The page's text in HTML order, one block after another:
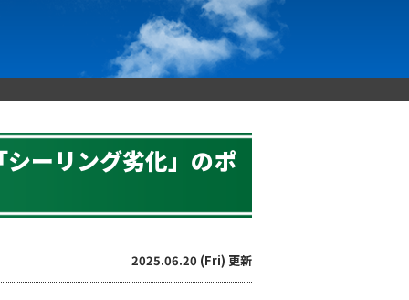
ーリング劣化」のポ
2025.06.20 (Fri) 更新